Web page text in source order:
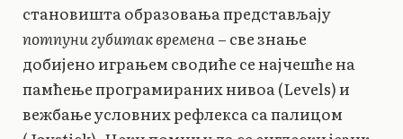
становишта образовања представљају
потпуни губитак времена– све знање
добијено играњем сводиће се најчешће на
памћење програмираних нивоа (Levels) и
вежбање условних рефлекса са палицом